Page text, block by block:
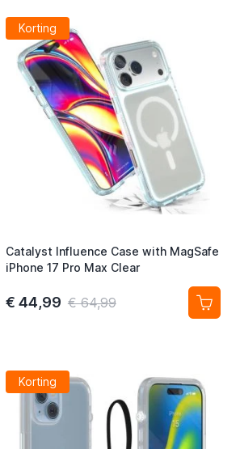
Korting
Catalyst Influence Case with MagSafe
iPhone 17 Pro Max Clear
€ 44,99 € 64,99
Korting